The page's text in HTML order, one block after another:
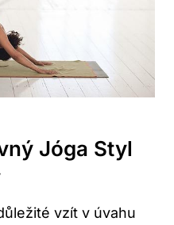
Jóga Styl
vzít v úvahu